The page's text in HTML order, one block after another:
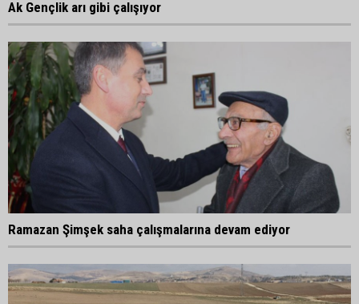
Ak Gençlik arı gibi çalışıyor
Ramazan Şimşek saha çalışmalarına devam ediyor